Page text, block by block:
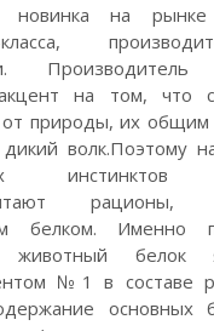
новинка на рынке
класса,
Производитель
на том, что
природы, их общим
дикий волк.Поэтому
инстинктов
рационы,
белком. Именно
животный белок
№1 в составе
основных